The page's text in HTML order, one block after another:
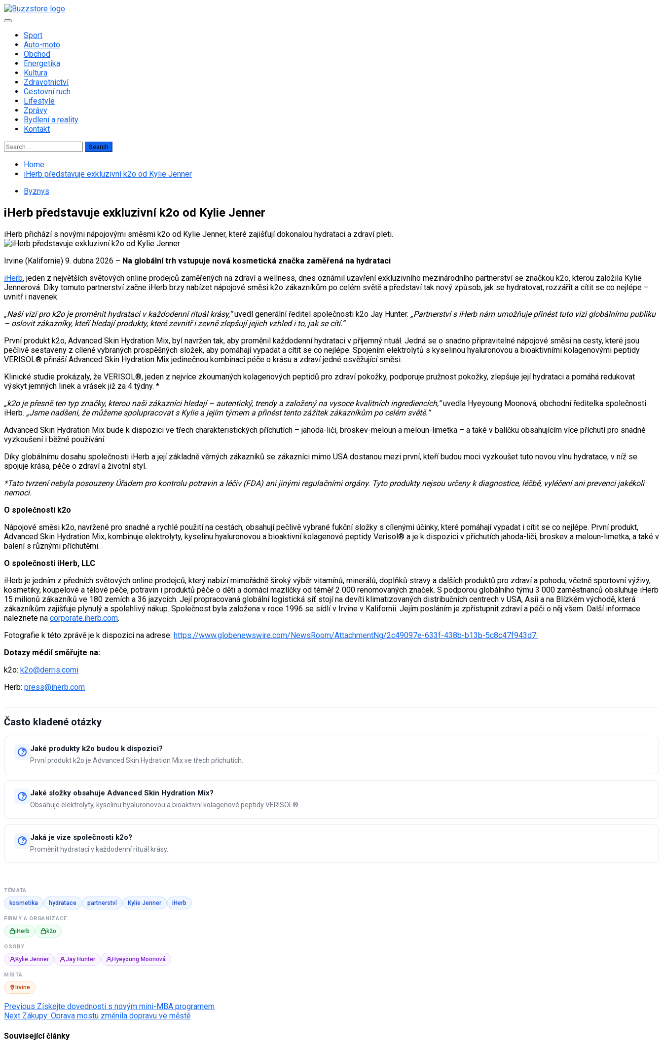
Skip
to
Primary
Sport
Auto-moto
Obchod
Energetika
Kultura
Zdravotnictví
Cestovní ruch
Lifestyle
Zprávy
Bydlení a reality
Kontakt
Search
for:
Home
iHerb představuje exkluzivní k2o od Kylie Jenner
Byznys
iHerb představuje exkluzivní k2o od Kylie Jenner
iHerb přichází s novými nápojovými směsmi k2o od Kylie Jenner, které zajišťují dokonalou hydrataci a zdraví pleti.
Irvine (Kalifornie) 9. dubna 2026 – Na globální trh vstupuje nová kosmetická značka zaměřená na hydrataci
iHerb, jeden z největších světových online prodejců zaměřených na zdraví a wellness, dnes oznámil uzavření exkluzivního mezinárodního partnerství se značkou k2o, kterou založila Kylie
Jennerová. Díky tomuto partnerství začne iHerb brzy nabízet nápojové směsi k2o zákazníkům po celém světě a představí tak nový způsob, jak se hydratovat, rozzářit a cítit se co nejlépe –
uvnitř i navenek.
„Naší vizí pro k2o je proměnit hydrataci v každodenní rituál krásy,“uvedl generální ředitel společnosti k2o Jay Hunter. „Partnerství s iHerb nám umožňuje přinést tuto vizi globálnímu publiku
– oslovit zákazníky, kteří hledají produkty, které zevnitř i zevně zlepšují jejich vzhled i to, jak se cítí.“
První produkt k2o, Advanced Skin Hydration Mix, byl navržen tak, aby proměnil každodenní hydrataci v příjemný rituál. Jedná se o snadno připravitelné nápojové směsi na cesty, které jsou
pečlivě sestaveny z cíleně vybraných prospěšných složek, aby pomáhají vypadat a cítit se co nejlépe. Spojením elektrolytů s kyselinou hyaluronovou a bioaktivními kolagenovými peptidy
VERISOL® přináší Advanced Skin Hydration Mix jedinečnou kombinaci péče o krásu a zdraví jedné osvěžující směsi.
Klinické studie prokázaly, že VERISOL®, jeden z nejvíce zkoumaných kolagenových peptidů pro zdraví pokožky, podporuje pružnost pokožky, zlepšuje její hydrataci a pomáhá redukovat
výskyt jemných linek a vrásek již za 4 týdny. *
„k2o je přesně ten typ značky, kterou naši zákazníci hledají – autentický, trendy a založený na vysoce kvalitních ingrediencích,“uvedla Hyeyoung Moonová, obchodní ředitelka společnosti
iHerb. „Jsme nadšeni, že můžeme spolupracovat s Kylie a jejím týmem a přinést tento zážitek zákazníkům po celém světě.“
Advanced Skin Hydration Mix bude k dispozici ve třech charakteristických příchutích – jahoda-liči, broskev-meloun a meloun-limetka – a také v balíčku obsahujícím více příchutí pro snadné
vyzkoušení i běžné používání.
Díky globálnímu dosahu společnosti iHerb a její základně věrných zákazníků se zákazníci mimo USA dostanou mezi první, kteří budou moci vyzkoušet tuto novou vlnu hydratace, v níž se
spojuje krása, péče o zdraví a životní styl.
*Tato tvrzení nebyla posouzeny Úřadem pro kontrolu potravin a léčiv (FDA) ani jinými regulačními orgány. Tyto produkty nejsou určeny k diagnostice, léčbě, vyléčení ani prevenci jakékoli
nemoci.
O společnosti k2o
Nápojové směsi k2o, navržené pro snadné a rychlé použití na cestách, obsahují pečlivě vybrané fukční složky s cílenými účinky, které pomáhají vypadat i cítit se co nejlépe. První produkt,
Advanced Skin Hydration Mix, kombinuje elektrolyty, kyselinu hyaluronovou a bioaktivní kolagenové peptidy Verisol® a je k dispozici v příchutích jahoda-liči, broskev a meloun-limetka, a také v
balení s různými příchutěmi.
O společnosti iHerb, LLC
iHerb je jedním z předních světových online prodejců, který nabízí mimořádně široký výběr vitamínů, minerálů, doplňků stravy a dalších produktů pro zdraví a pohodu, včetně sportovní výživy,
kosmetiky, koupelové a tělové péče, potravin i produktů péče o děti a domácí mazlíčky od téměř 2 000 renomovaných značek. S podporou globálního týmu 3 000 zaměstnanců obsluhuje iHerb
15 milionů zákazníků ve 180 zemích a 36 jazycích. Její propracovaná globální logistická síť stojí na devíti klimatizovaných distribučních centrech v USA, Asii a na Blízkém východě, která
zákazníkům zajišťuje plynulý a spolehlivý nákup. Společnost byla založena v roce 1996 se sídlí v Irvine v Kalifornii. Jejím posláním je zpřístupnit zdraví a péči o něj všem. Další informace
naleznete na corporate.iherb.com.
Fotografie k této zprávě je k dispozici na adrese: https://www.globenewswire.com/NewsRoom/AttachmentNg/2c49097e-633f-438b-b13b-5c8c47f943d7
Dotazy médií směřujte na:
k2o: k2o@derris.comi
Herb: press@iherb.com
Často kladené otázky
Jaké produkty k2o budou k dispozici?
První produkt k2o je Advanced Skin Hydration Mix ve třech příchutích.
Jaké složky obsahuje Advanced Skin Hydration Mix?
Obsahuje elektrolyty, kyselinu hyaluronovou a bioaktivní kolagenové peptidy VERISOL®.
Jaká je vize společnosti k2o?
Proměnit hydrataci v každodenní rituál krásy.
TÉMATA
kosmetika hydratace partnerství Kylie Jenner iHerb
FIRMY A ORGANIZACE
iHerb k2o
OSOBY
Kylie Jenner Jay Hunter Hyeyoung Moonová
MÍSTA
Irvine
Post
navigation
Previous Získejte dovednosti s novým mini-MBA programem
Next Zákupy: Oprava mostu změnila dopravu ve městě
Související články